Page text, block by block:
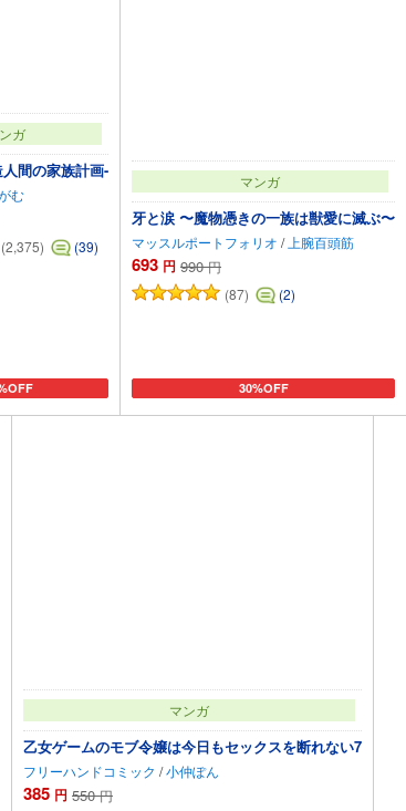
ガ
間の家族計画-
む
(2,375)
(39)
に追加
マンガ
牙と涙 〜魔物憑きの一族は獣愛に滅ぶ〜
マッスルポートフォリオ / 上腕百頭筋
693 円 990 円
(87)
(2)
30%OFF
カートに追加
マンガ
乙女ゲームのモブ令嬢は今日もセックスを断れない7
フリーハンドコミック /小仲ぽん
385 円 550 円